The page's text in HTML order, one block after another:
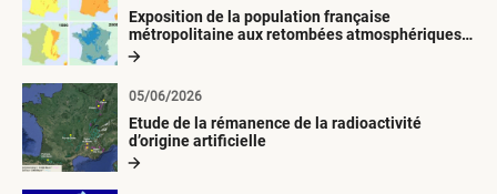
Exposition de la population française
métropolitaine aux retombées atmosphériques
radioactives depuis 1945
Etude de la rémanence de la radioactivité
d’origine artificielle
05/06/2026